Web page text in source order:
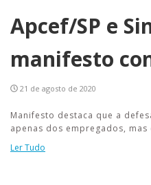
Apcef/SP e
manifesto
21 de agosto de 2020
Manifesto destaca que a
apenas dos empregados,
Ler Tudo